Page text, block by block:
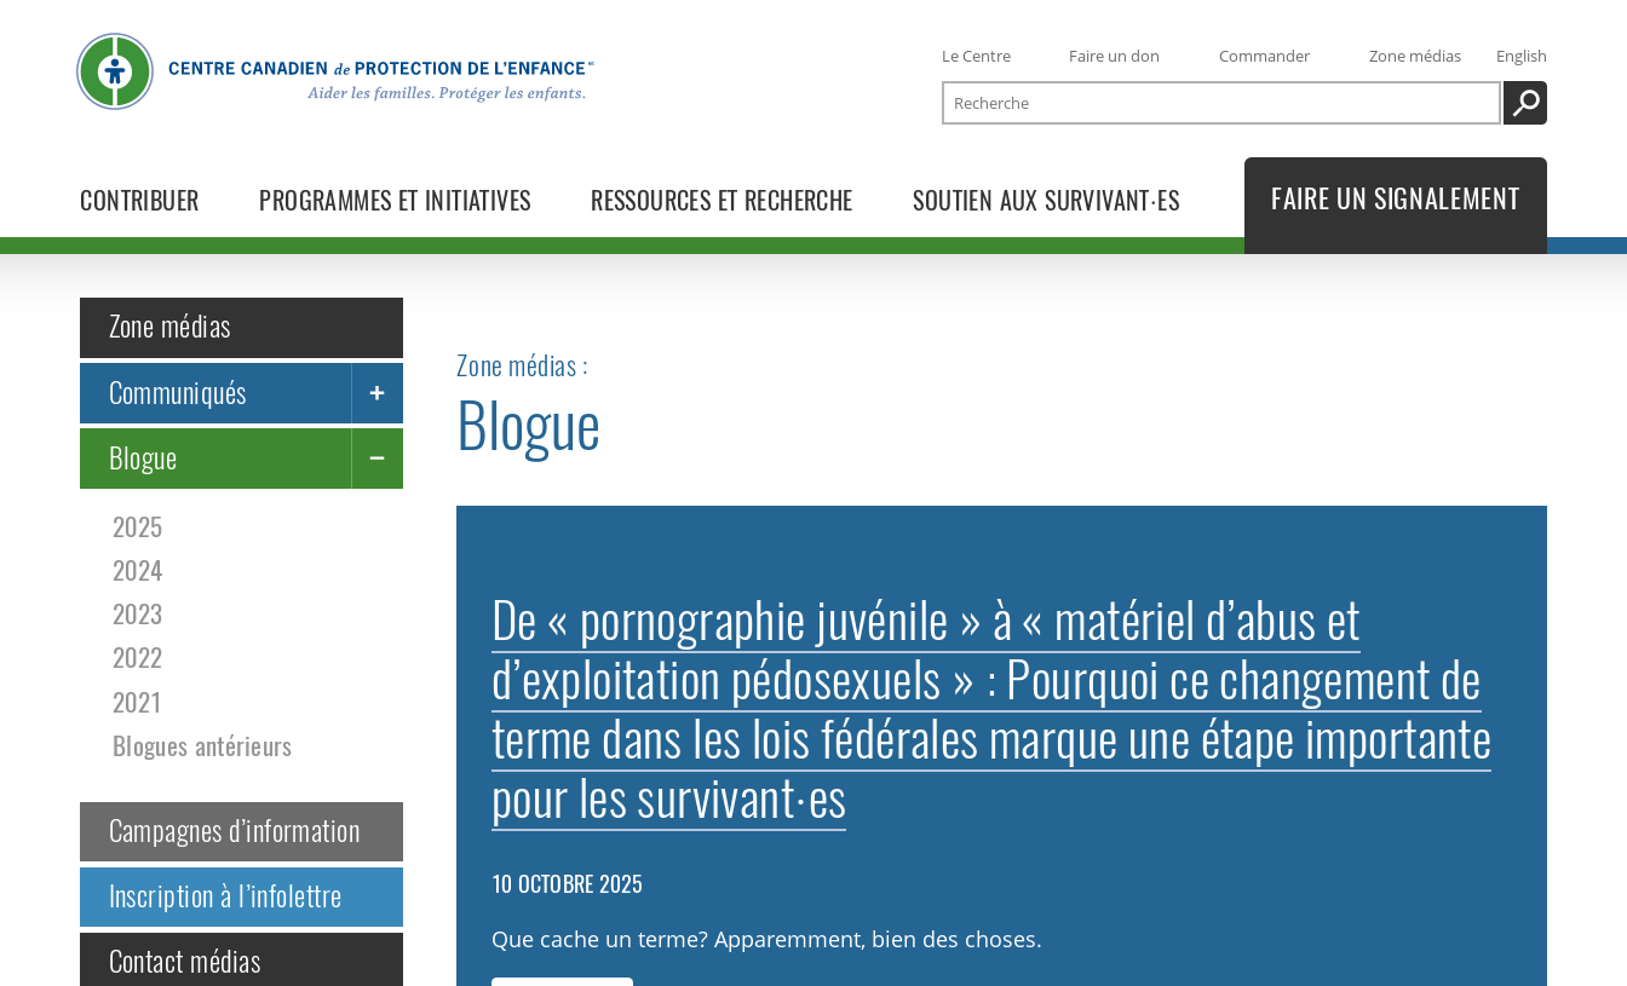
CONTRIBUER PROGRAMMES ET INITIATIVES RESSOURCES ET RECHERCHE SOUTIEN AUX SURVIVANT·ES
Le Centre Faire un don Commander Zone médias
English
Recherche
RECHERCHE
FAIRE UN SIGNALEMENT
Zone médias
Communiqués
Blogue
TOGGLE BLOGUE SUBLIST
2025
2024
2023
2022
2021
Blogues antérieurs
Campagnes d’information
Inscription à l’infolettre
Contact médias
Zone médias :
Blogue
De « pornographie juvénile » à « matériel d’abus et
d’exploitation pédosexuels » : Pourquoi ce changement de
terme dans les lois fédérales marque une étape importante
pour les survivant·es
10 OCTOBRE 2025
Que cache un terme? Apparemment, bien des choses.